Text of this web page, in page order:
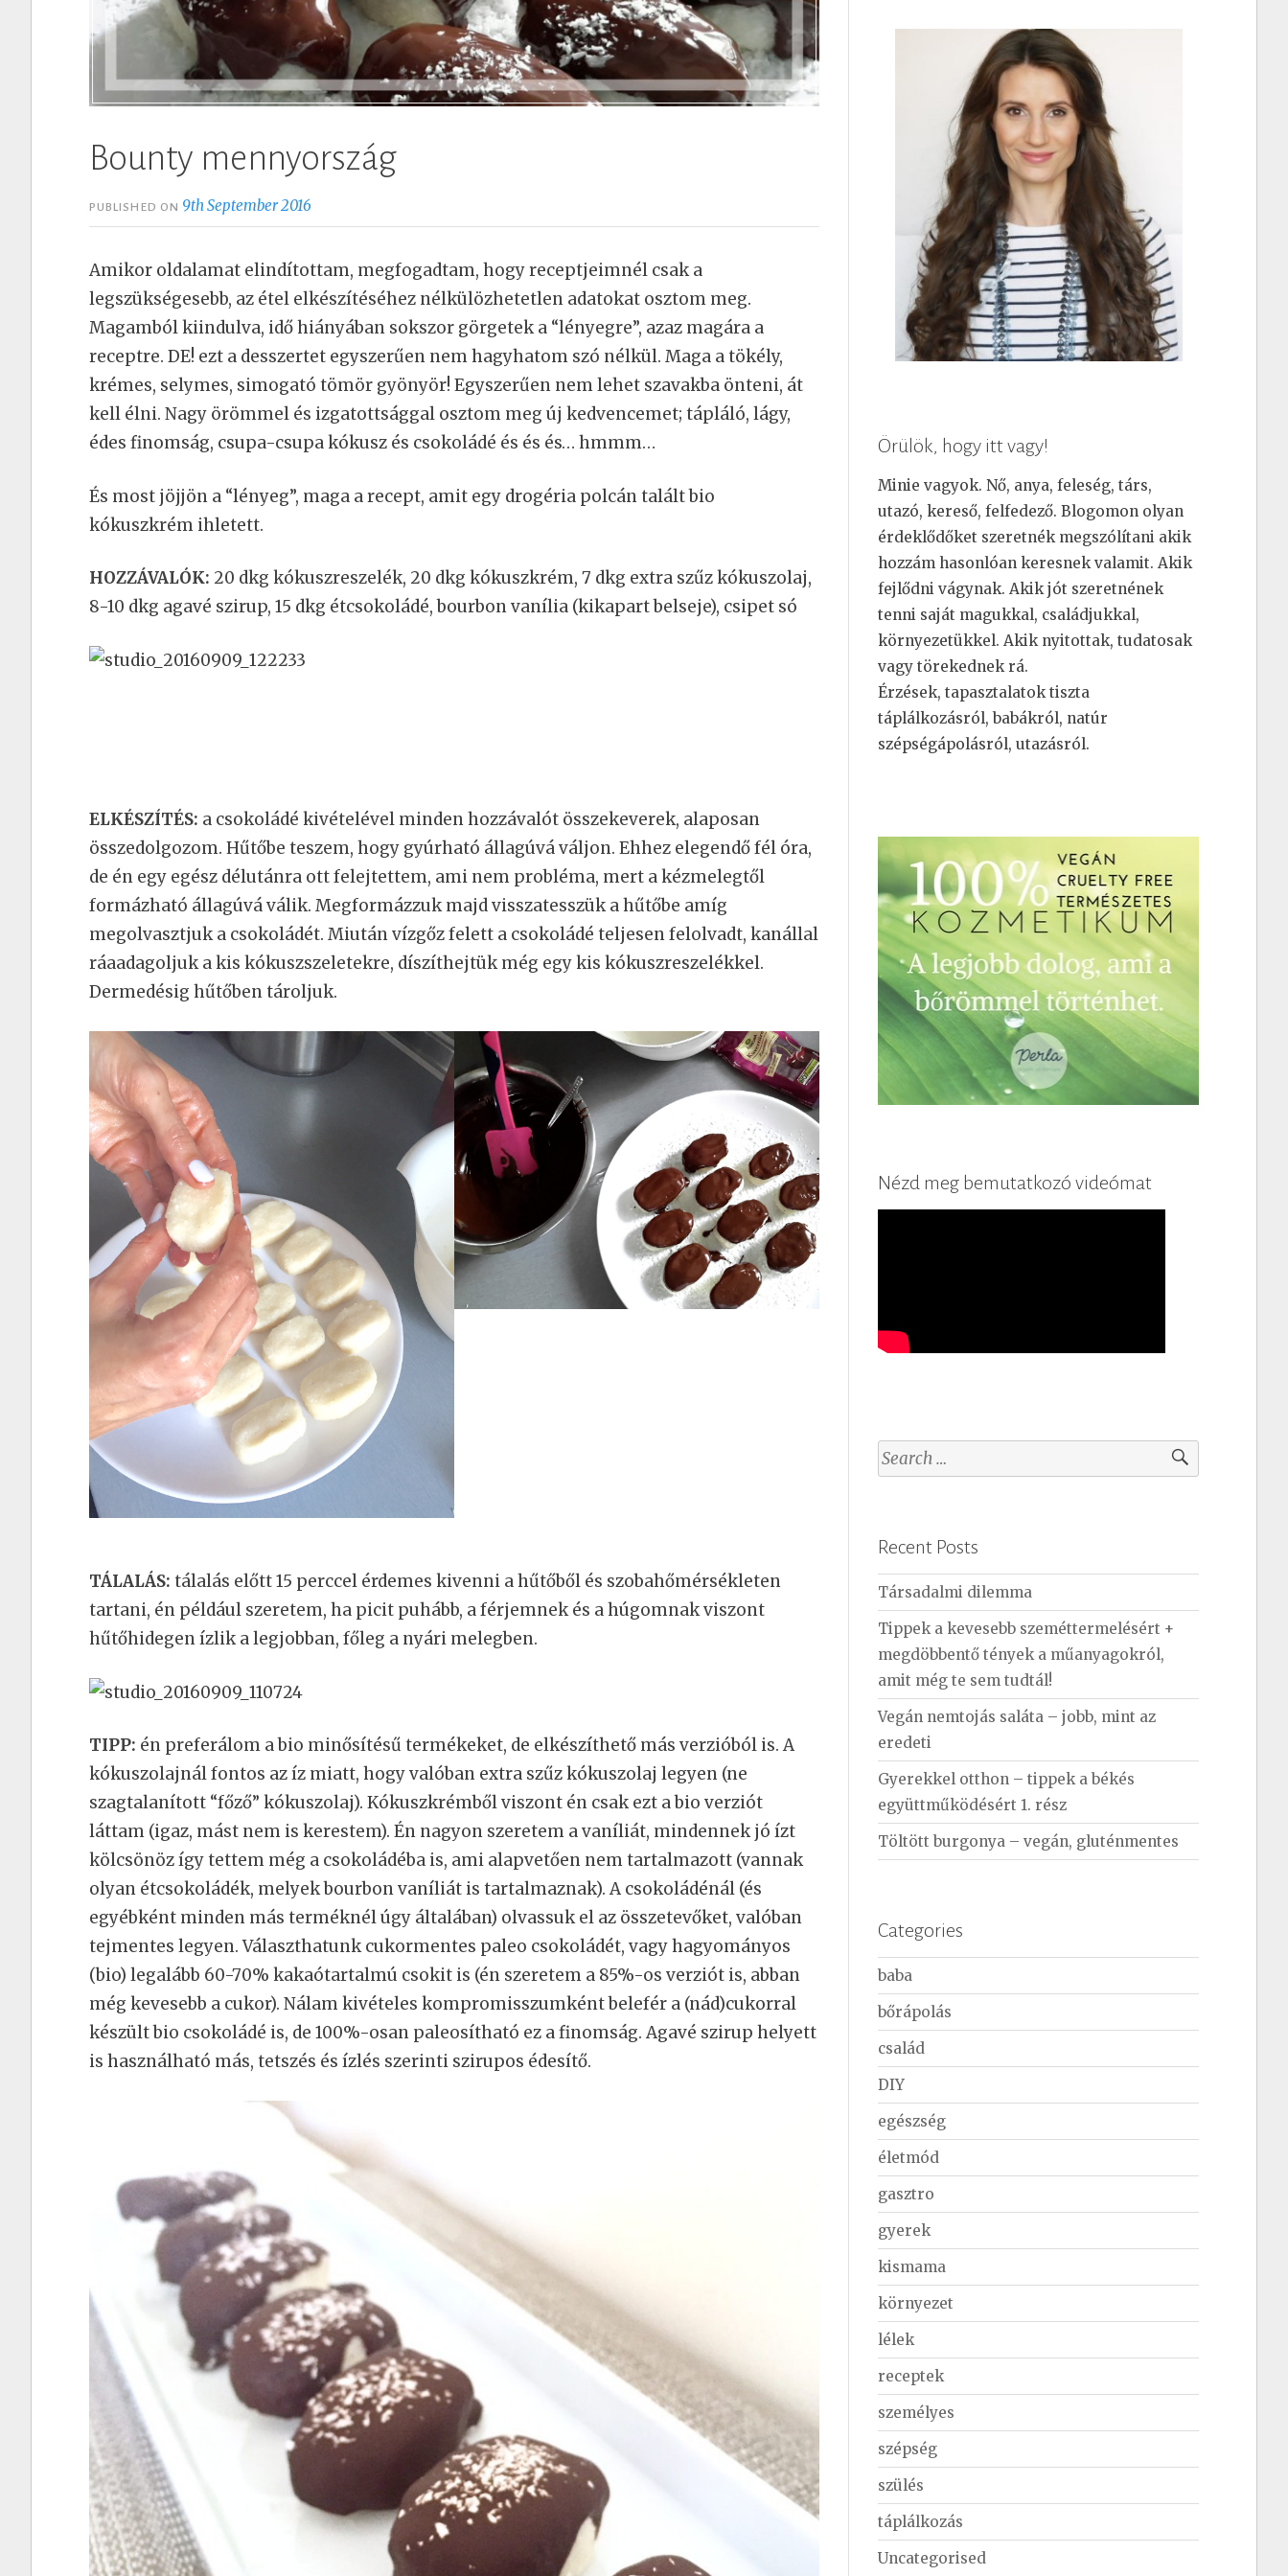
Bounty mennyország
PUBLISHED ON 9th September 2016
Amikor oldalamat elindítottam, megfogadtam, hogy receptjeimnél csak a
legszükségesebb, az étel elkészítéséhez nélkülözhetetlen adatokat osztom meg.
Magamból kiindulva, idő hiányában sokszor görgetek a “lényegre”, azaz magára a
receptre. DE! ezt a desszertet egyszerűen nem hagyhatom szó nélkül. Maga a tökély,
krémes, selymes, simogató tömör gyönyör! Egyszerűen nem lehet szavakba önteni, át
kell élni. Nagy örömmel és izgatottsággal osztom meg új kedvencemet; tápláló, lágy,
édes finomság, csupa-csupa kókusz és csokoládé és és és… hmmm…
És most jöjjön a “lényeg”, maga a recept, amit egy drogéria polcán talált bio
kókuszkrém ihletett.
HOZZÁVALÓK: 20 dkg kókuszreszelék, 20 dkg kókuszkrém, 7 dkg extra szűz kókuszolaj,
8-10 dkg agavé szirup, 15 dkg étcsokoládé, bourbon vanília (kikapart belseje), csipet só
ELKÉSZÍTÉS: a csokoládé kivételével minden hozzávalót összekeverek, alaposan
összedolgozom. Hűtőbe teszem, hogy gyúrható állagúvá váljon. Ehhez elegendő fél óra,
de én egy egész délutánra ott felejtettem, ami nem probléma, mert a kézmelegtől
formázható állagúvá válik. Megformázzuk majd visszatesszük a hűtőbe amíg
megolvasztjuk a csokoládét. Miután vízgőz felett a csokoládé teljesen felolvadt, kanállal
ráaadagoljuk a kis kókuszszeletekre, díszíthejtük még egy kis kókuszreszelékkel.
Dermedésig hűtőben tároljuk.
TÁLALÁS: tálalás előtt 15 perccel érdemes kivenni a hűtőből és szobahőmérsékleten
tartani, én például szeretem, ha picit puhább, a férjemnek és a húgomnak viszont
hűtőhidegen ízlik a legjobban, főleg a nyári melegben.
TIPP: én preferálom a bio minősítésű termékeket, de elkészíthető más verzióból is. A
kókuszolajnál fontos az íz miatt, hogy valóban extra szűz kókuszolaj legyen (ne
szagtalanított “főző” kókuszolaj). Kókuszkrémből viszont én csak ezt a bio verziót
láttam (igaz, mást nem is kerestem). Én nagyon szeretem a vaníliát, mindennek jó ízt
kölcsönöz így tettem még a csokoládéba is, ami alapvetően nem tartalmazott (vannak
olyan étcsokoládék, melyek bourbon vaníliát is tartalmaznak). A csokoládénál (és
egyébként minden más terméknél úgy általában) olvassuk el az összetevőket, valóban
tejmentes legyen. Választhatunk cukormentes paleo csokoládét, vagy hagyományos
(bio) legalább 60-70% kakaótartalmú csokit is (én szeretem a 85%-os verziót is, abban
még kevesebb a cukor). Nálam kivételes kompromisszumként belefér a (nád)cukorral
készült bio csokoládé is, de 100%-osan paleosítható ez a finomság. Agavé szirup helyett
is használható más, tetszés és ízlés szerinti szirupos édesítő.
Örülök, hogy itt vagy!
Minie vagyok. Nő, anya, feleség, társ,
utazó, kereső, felfedező. Blogomon olyan
érdeklődőket szeretnék megszólítani akik
hozzám hasonlóan keresnek valamit. Akik
fejlődni vágynak. Akik jót szeretnének
tenni saját magukkal, családjukkal,
környezetükkel. Akik nyitottak, tudatosak
vagy törekednek rá.
Érzések, tapasztalatok tiszta
táplálkozásról, babákról, natúr
szépségápolásról, utazásról.
Nézd meg bemutatkozó videómat
S
e
c
h
f
o
r
:
Recent Posts
Társadalmi dilemma
Tippek a kevesebb szeméttermelésért +
megdöbbentő tények a műanyagokról,
amit még te sem tudtál!
Vegán nemtojás saláta – jobb, mint az
eredeti
Gyerekkel otthon – tippek a békés
együttműködésért 1. rész
Töltött burgonya – vegán, gluténmentes
Categories
baba
bőrápolás
család
DIY
egészség
életmód
gasztro
gyerek
kismama
környezet
lélek
receptek
személyes
szépség
szülés
táplálkozás
Uncategorised